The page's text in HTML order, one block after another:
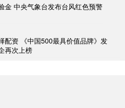
金 中央气象台发布台风红色预警
配资 《中国500最具价值品牌》发
再次上榜